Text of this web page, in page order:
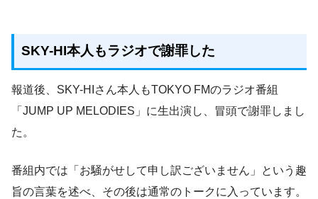
SKY-HI本人もラジオで謝罪した
報道後、SKY-HIさん本人もTOKYO FMのラジオ番組
「JUMP UP MELODIES」に生出演し、冒頭で謝罪しまし
た。
番組内では「お騒がせして申し訳ございません」という趣
旨の言葉を述べ、その後は通常のトークに入っています。